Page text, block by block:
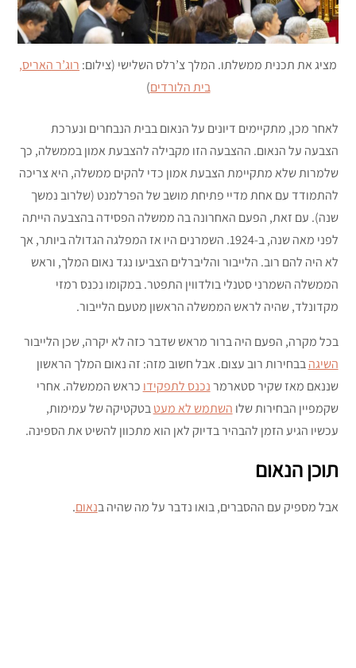
מציג את תכנית ממשלתו. המלך צ’רלס השלישי (צילום: רוג’ר האריס,
בית הלורדים)
לאחר מכן, מתקיימים דיונים על הנאום בבית הנבחרים ונערכת
הצבעה על הנאום. ההצבעה הזו מקבילה להצבעת אמון בממשלה, כך
שלמרות שלא מתקיימת הצבעת אמון כדי להקים ממשלה, היא צריכה
להתמודד עם אחת מדיי פתיחת מושב של הפרלמנט (שלרוב נמשך
שנה). עם זאת, הפעם האחרונה בה ממשלה הפסידה בהצבעה הייתה
לפני מאה שנה, ב-1924. השמרנים היו אז המפלגה הגדולה ביותר, אך
לא היה להם רוב. הלייבור והליברלים הצביעו נגד נאום המלך, וראש
הממשלה השמרני סטנלי בולדווין התפטר. במקומו נכנס רמזי
מקדונלד, שהיה לראש הממשלה הראשון מטעם הלייבור.
בכל מקרה, הפעם היה ברור מראש שדבר כזה לא יקרה, שכן הלייבור
השיגהבבחירות רוב עצום. אבל חשוב מזה: זה נאום המלך הראשון
שננאם מאז שקיר סטארמרנכנס לתפקידו כראש הממשלה. אחרי
שקמפיין הבחירות שלו השתמש לא מעטבטקטיקה של עמימות,
עכשיו הגיע הזמן להבהיר בדיוק לאן הוא מתכוון להשיט את הספינה.
תוכן הנאום
אבל מספיק עם ההסברים, בואו נדבר על מה שהיה בנאום.